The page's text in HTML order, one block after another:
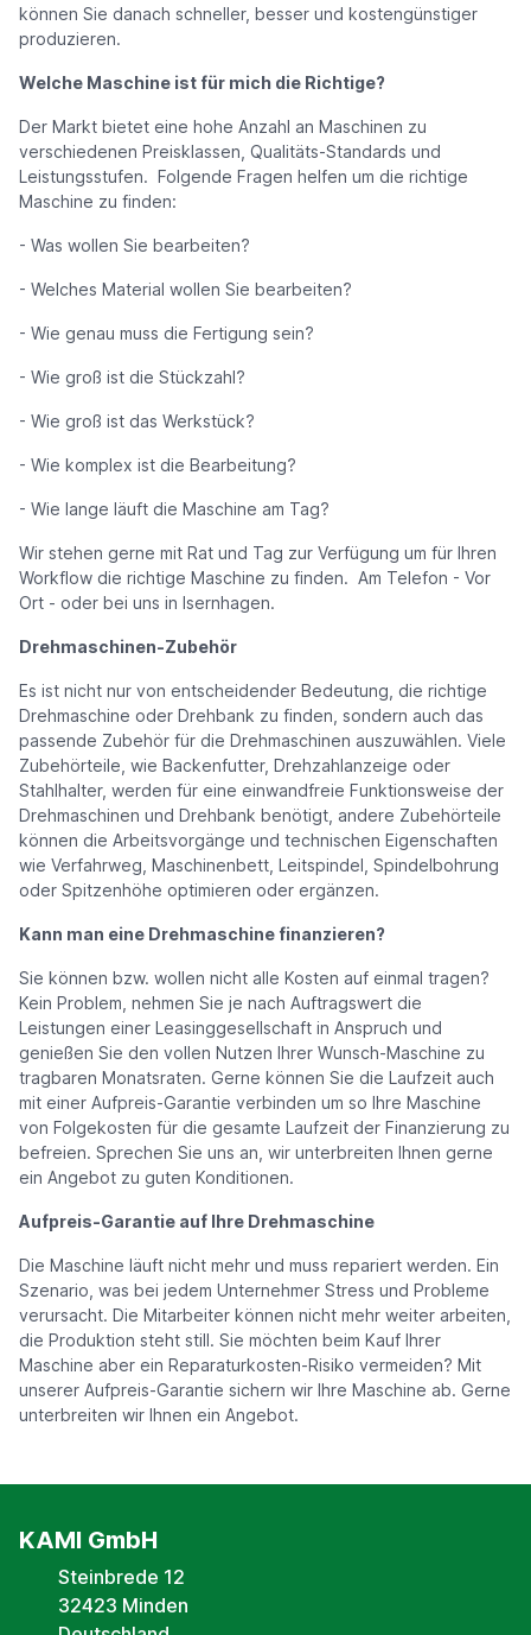
können Sie danach schneller, besser und kostengünstiger
produzieren.
Welche Maschine ist für mich die Richtige?
Der Markt bietet eine hohe Anzahl an Maschinen zu
verschiedenen Preisklassen, Qualitäts-Standards und
Leistungsstufen. Folgende Fragen helfen um die richtige
Maschine zu finden:
- Was wollen Sie bearbeiten?
- Welches Material wollen Sie bearbeiten?
- Wie genau muss die Fertigung sein?
- Wie groß ist die Stückzahl?
- Wie groß ist das Werkstück?
- Wie komplex ist die Bearbeitung?
- Wie lange läuft die Maschine am Tag?
Wir stehen gerne mit Rat und Tag zur Verfügung um für Ihren
Workflow die richtige Maschine zu finden. Am Telefon - Vor
Ort - oder bei uns in Isernhagen.
Drehmaschinen-Zubehör
Es ist nicht nur von entscheidender Bedeutung, die richtige
Drehmaschine oder Drehbank zu finden, sondern auch das
passende Zubehör für die Drehmaschinen auszuwählen. Viele
Zubehörteile, wie Backenfutter, Drehzahlanzeige oder
Stahlhalter, werden für eine einwandfreie Funktionsweise der
Drehmaschinen und Drehbank benötigt, andere Zubehörteile
können die Arbeitsvorgänge und technischen Eigenschaften
wie Verfahrweg, Maschinenbett, Leitspindel, Spindelbohrung
oder Spitzenhöhe optimieren oder ergänzen.
Kann man eine Drehmaschine finanzieren?
Sie können bzw. wollen nicht alle Kosten auf einmal tragen?
Kein Problem, nehmen Sie je nach Auftragswert die
Leistungen einer Leasinggesellschaft in Anspruch und
genießen Sie den vollen Nutzen Ihrer Wunsch-Maschine zu
tragbaren Monatsraten. Gerne können Sie die Laufzeit auch
mit einer Aufpreis-Garantie verbinden um so Ihre Maschine
von Folgekosten für die gesamte Laufzeit der Finanzierung zu
befreien. Sprechen Sie uns an, wir unterbreiten Ihnen gerne
ein Angebot zu guten Konditionen.
Aufpreis-Garantie auf Ihre Drehmaschine
Die Maschine läuft nicht mehr und muss repariert werden. Ein
Szenario, was bei jedem Unternehmer Stress und Probleme
verursacht. Die Mitarbeiter können nicht mehr weiter arbeiten,
die Produktion steht still. Sie möchten beim Kauf Ihrer
Maschine aber ein Reparaturkosten-Risiko vermeiden? Mit
unserer Aufpreis-Garantie sichern wir Ihre Maschine ab. Gerne
unterbreiten wir Ihnen ein Angebot.
KAMI GmbH
Steinbrede 12
32423 Minden